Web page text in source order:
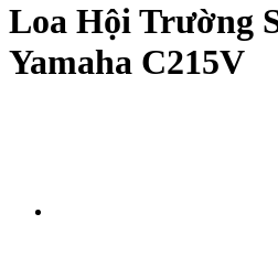
Loa Hội Trường
Yamaha C215V